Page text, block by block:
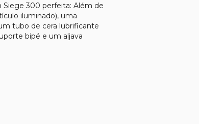
Siege 300 perfeita: Além de
iluminado), uma
tubo de cera lubrificante
bipé e um aljava